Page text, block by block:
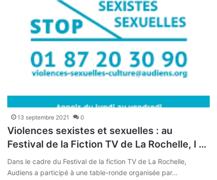
13 septembre 2021 0
Violences sexistes et sexuelles : au
Festival de la Fiction TV de La Rochelle, l …
Dans le cadre du Festival de la fiction TV de La Rochelle,
Audiens a participé à une table-ronde organisée par…